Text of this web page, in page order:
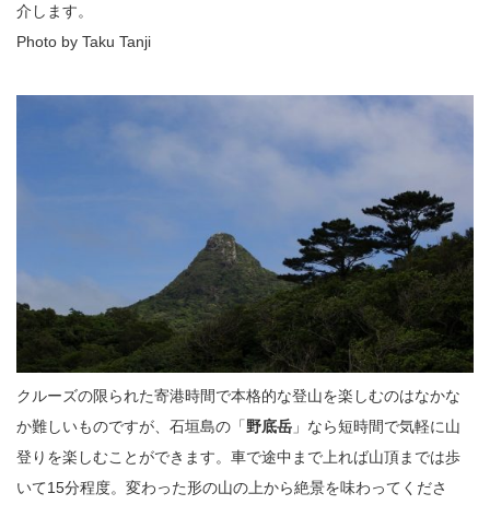
介します。
Photo by Taku Tanji
クルーズの限られた寄港時間で本格的な登山を楽しむのはなかな
か難しいものですが、石垣島の「野底岳 」なら短時間で気軽に山
登りを楽しむことができます。車で途中まで上れば山頂までは歩
いて15分程度。変わった形の山の上から絶景を味わってくださ